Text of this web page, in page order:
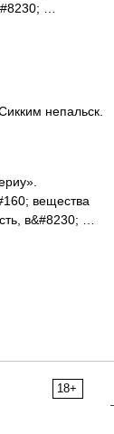
…
непальск.
вещества
в&#8230; …
18+